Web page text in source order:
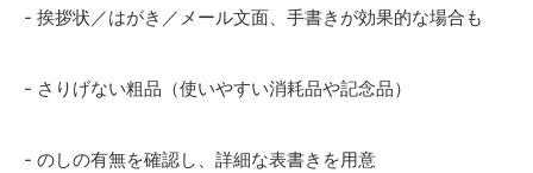
- 挨拶状／はがき／メール文面、手書きが効果的な場合も
- さりげない粗品（使いやすい消耗品や記念品）
- のしの有無を確認し、詳細な表書きを用意